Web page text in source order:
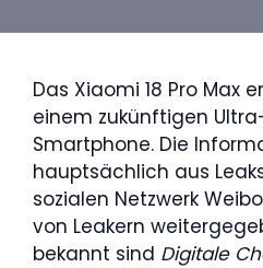
Das Xiaomi 18 Pro Max
einem zukünftigen
Smartphone. Die
hauptsächlich aus
sozialen Netzwerk
von Leakern
bekannt sind Digitale